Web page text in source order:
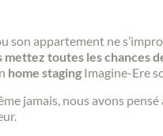
son appartement ne
mettez toutes les
home staging Imagine-Ere
jamais, nous avons